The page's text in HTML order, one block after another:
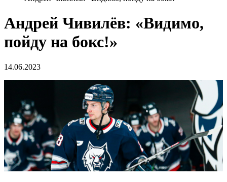
Андрей Чивилёв: «Видимо,
пойду на бокс!»
14.06.2023